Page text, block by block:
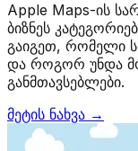
Apple Maps-ის
ბიზნეს
გაიგეთ, რომელი
და როგორ უნდა
განმთავსებლები.
მეტის ნახვა →